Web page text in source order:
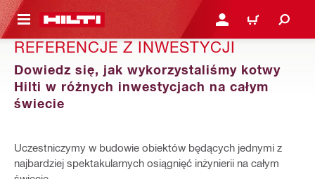
GŁÓWNEJ ZALOGUJ SIĘ LUB
KOSZYK
REFERENCJE Z INWESTYCJI
Dowiedz się, jak wykorzystaliśmy kotwy
Hilti w różnych inwestycjach na całym
świecie
Uczestniczymy w budowie obiektów będących jednymi z
najbardziej spektakularnych osiągnięć inżynierii na całym